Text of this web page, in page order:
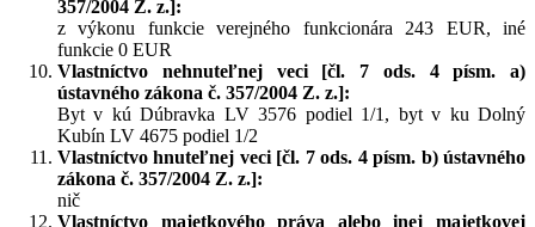
357/2004 Z. z.]:
z výkonu funkcie verejného funkcionára 243 EUR, iné
funkcie 0 EUR
Vlastníctvo nehnuteľnej veci [čl. 7 ods. 4 písm. a)
ústavného zákona č. 357/2004 Z. z.]:
Byt v kú Dúbravka LV 3576 podiel 1/1, byt v ku Dolný
Kubín LV 4675 podiel 1/2
Vlastníctvo hnuteľnej veci [čl. 7 ods. 4 písm. b) ústavného
zákona č. 357/2004 Z. z.]:
nič
Vlastníctvo majetkového práva alebo inej majetkovej